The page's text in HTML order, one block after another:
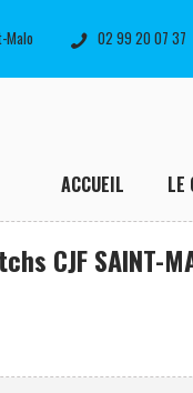
Malo 02 99 20 07 37
ACCUEIL LE
CJF SAINT-